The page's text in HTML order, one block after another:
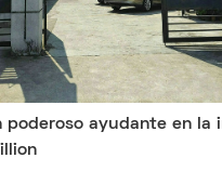
poderoso ayudante en la